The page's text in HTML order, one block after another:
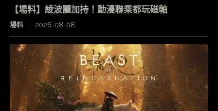
【場料】綾波麗加持！動漫聯乘都玩磁軸
場料 2026-08-08